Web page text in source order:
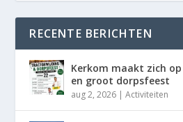
RECENTE BERICHTEN
Kerkom maakt zich
en groot dorpsfeest
aug 2, 2026 |Activiteiten